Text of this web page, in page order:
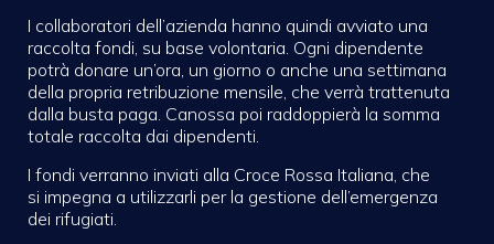
I collaboratori dell’azienda hanno quindi avviato una
raccolta fondi, su base volontaria. Ogni dipendente
potrà donare un’ora, un giorno o anche una settimana
della propria retribuzione mensile, che verrà trattenuta
dalla busta paga. Canossa poi raddoppierà la somma
totale raccolta dai dipendenti.
I fondi verranno inviati alla Croce Rossa Italiana, che
si impegna a utilizzarli per la gestione dell’emergenza
dei rifugiati.